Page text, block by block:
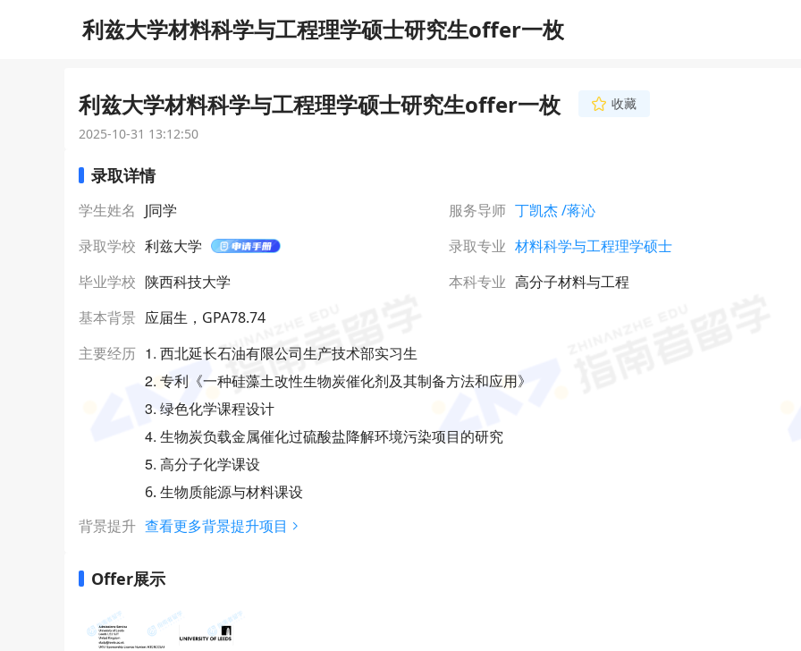
利兹大学材料科学与工程理学硕士研究生offer一枚
利兹大学材料科学与工程理学硕士研究生offer一枚
收藏
2025-10-31 13:12:50
录取详情
学生姓名 J同学 服务导师 丁凯杰/蒋沁
录取学校 利兹大学 录取专业 材料科学与工程理学硕士
毕业学校 陕西科技大学 本科专业 高分子材料与工程
基本背景 应届生，GPA78.74
主要经历 1. 西北延长石油有限公司生产技术部实习生
2. 专利《一种硅藻土改性生物炭催化剂及其制备方法和应用》
3. 绿色化学课程设计
4. 生物炭负载金属催化过硫酸盐降解环境污染项目的研究
5. 高分子化学课设
6. 生物质能源与材料课设
背景提升 查看更多背景提升项目
Offer展示